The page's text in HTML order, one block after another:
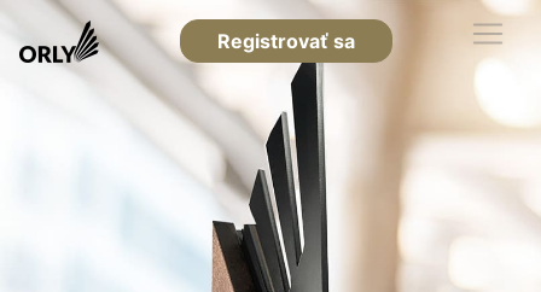
Registrovať sa